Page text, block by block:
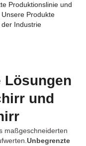
Produktionslinie und
Produkte
Industrie
Lösungen
und
maßgeschneiderten
Unbegrenzte